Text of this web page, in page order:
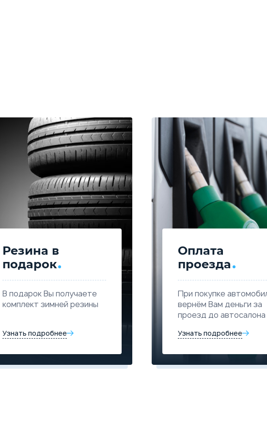
Резина в
подарок
В подарок Вы получаете
комплект зимней резины
Узнать подробнее
Оплата
проезда
При покупке
вернём Вам деньги за
проезд до автосалона
Узнать подробнее